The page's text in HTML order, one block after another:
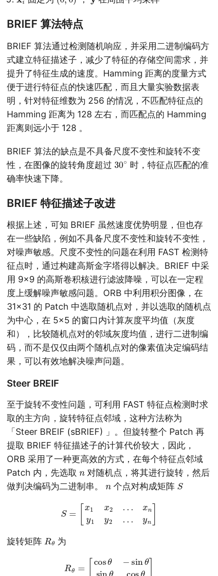
BRIEF 算法特点
BRIEF 算法通过检测随机响应，并采用二进制编码方
式建立特征描述子，减少了特征的存储空间需求，并
提升了特征生成的速度。Hamming 距离的度量方式
便于进行特征点的快速匹配，而且大量实验数据表
明，针对特征维数为 256 的情况，不匹配特征点的
Hamming 距离为 128 左右，而匹配点的 Hamming
距离则远小于 128 。
BRIEF 算法的缺点是不具备尺度不变性和旋转不变
性，在图像的旋转角度超过 30
∘
时，特征点匹配的准
确率快速下降。
BRIEF 特征描述子改进
根据上述，可知 BRIEF 虽然速度优势明显，但也存
在一些缺陷，例如不具备尺度不变性和旋转不变性，
对噪声敏感。尺度不变性的问题在利用 FAST 检测特
征点时，通过构建高斯金字塔得以解决。BRIEF 中采
用 9×9 的高斯卷积核进行滤波降噪，可以在一定程
度上缓解噪声敏感问题。ORB 中利用积分图像，在
31×31 的 Patch 中选取随机点对，并以选取的随机点
为中心，在 5×5 的窗口内计算灰度平均值（灰度
和），比较随机点对的邻域灰度均值，进行二进制编
码，而不是仅仅由两个随机点对的像素值决定编码结
果，可以有效地解决噪声问题。
Steer BREIF
至于旋转不变性问题，可利用 FAST 特征点检测时求
取的主方向，旋转特征点邻域，这种方法称为
「Steer BREIF (sBRIEF) 」。但旋转整个 Patch 再
提取 BRIEF 特征描述子的计算代价较大，因此，
ORB 采用了一种更高效的方式，在每个特征点邻域
Patch 内，先选取 n 对随机点，将其进行旋转，然后
做判决编码为二进制串。
个点对构成矩阵 S
1x xn …y n]
旋转矩阵 Rθ 为
cosθ sin θ cos